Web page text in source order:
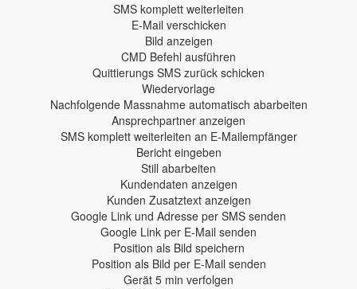
SMS komplett weiterleiten
E-Mail verschicken
Bild anzeigen
CMD Befehl ausführen
Quittierungs SMS zurück schicken
Wiedervorlage
Nachfolgende Massnahme automatisch abarbeiten
Ansprechpartner anzeigen
SMS komplett weiterleiten an E-Mailempfänger
Bericht eingeben
Still abarbeiten
Kundendaten anzeigen
Kunden Zusatztext anzeigen
Google Link und Adresse per SMS senden
Google Link per E-Mail senden
Position als Bild speichern
Position als Bild per E-Mail senden
Gerät 5 min verfolgen